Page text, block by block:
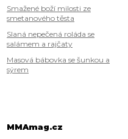
Smažené boží milosti ze
smetanového těsta
Slaná nepečená roláda se
salámem a rajčaty
Masová bábovka se šunkou a
sýrem
MMAmag.cz